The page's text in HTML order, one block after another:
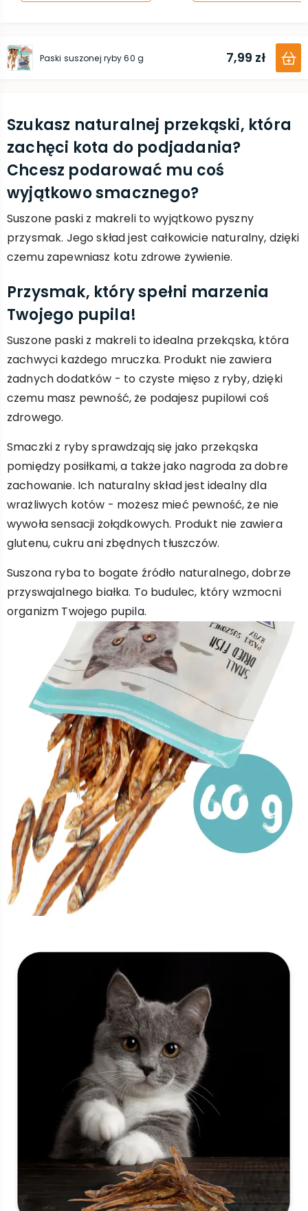
Paski suszonej ryby 60 g 7,99 zł
Szukasz naturalnej przekąski, która
zachęci kota do podjadania?
Chcesz podarować mu coś
wyjątkowo smacznego?
Suszone paski z makreli to wyjątkowo pyszny
przysmak. Jego skład jest całkowicie naturalny, dzięki
czemu zapewniasz kotu zdrowe żywienie.
Przysmak, który spełni marzenia
Twojego pupila!
Suszone paski z makreli to idealna przekąska, która
zachwyci każdego mruczka. Produkt nie zawiera
żadnych dodatków - to czyste mięso z ryby, dzięki
czemu masz pewność, że podajesz pupilowi coś
zdrowego.
Smaczki z ryby sprawdzają się jako przekąska
pomiędzy posiłkami, a także jako nagroda za dobre
zachowanie. Ich naturalny skład jest idealny dla
wrażliwych kotów - możesz mieć pewność, że nie
wywoła sensacji żołądkowych. Produkt nie zawiera
glutenu, cukru ani zbędnych tłuszczów.
Suszona ryba to bogate źródło naturalnego, dobrze
przyswajalnego białka. To budulec, który wzmocni
organizm Twojego pupila.